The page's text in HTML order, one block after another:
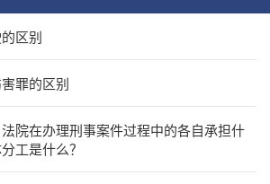
区别
罪的区别
院在办理刑事案件过程中的各自承担什
工是什么？